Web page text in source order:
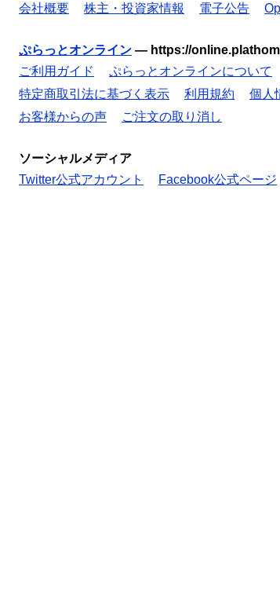
会社概要
株主・投資家情報 電子公告
ぷらっとオンライン — https://
ご利用ガイド
ぷらっとオンラインについて
特定商取引法に基づく表示
利用規約 個人
お客様からの声
ご注文の取り消し
ソーシャルメディア
Twitter公式アカウント
Facebook公式ページ